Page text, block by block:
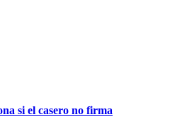
si el casero no firma